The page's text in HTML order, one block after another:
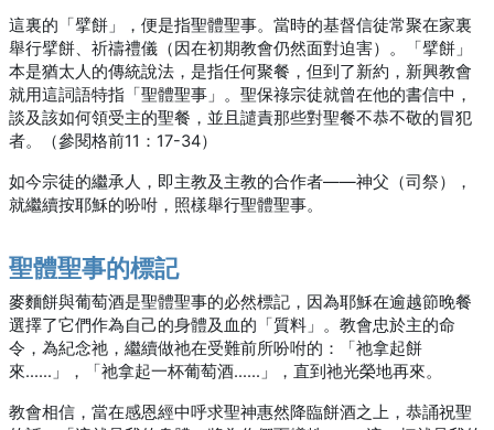
這裏的「擘餅」，便是指聖體聖事。當時的基督信徒常聚在家裏
舉行擘餅、祈禱禮儀（因在初期教會仍然面對迫害）。「擘餅」
本是猶太人的傳統說法，是指任何聚餐，但到了新約，新興教會
就用這詞語特指「聖體聖事」。聖保祿宗徒就曾在他的書信中，
談及該如何領受主的聖餐，並且譴責那些對聖餐不恭不敬的冒犯
者。（參閱格前11：17-34）
如今宗徒的繼承人，即主教及主教的合作者——神父（司祭），
就繼續按耶穌的吩咐，照樣舉行聖體聖事。
聖體聖事的標記
麥麵餅與葡萄酒是聖體聖事的必然標記，因為耶穌在逾越節晚餐
選擇了它們作為自己的身體及血的「質料」。教會忠於主的命
令，為紀念祂，繼續做祂在受難前所吩咐的：「祂拿起餅
來……」，「祂拿起一杯葡萄酒……」，直到祂光榮地再來。
教會相信，當在感恩經中呼求聖神惠然降臨餅酒之上，恭誦祝聖